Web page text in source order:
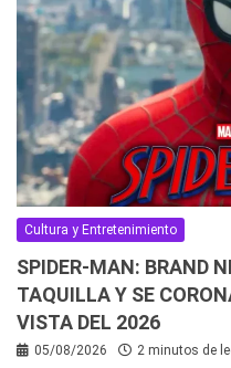
Cultura y Entretenimiento
SPIDER-MAN: BRAND
TAQUILLA Y SE
VISTA DEL 2026
05/08/2026 2 minutos de